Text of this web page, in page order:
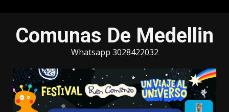
contenido
Comunas De Medellin
Whatsapp 3028422032